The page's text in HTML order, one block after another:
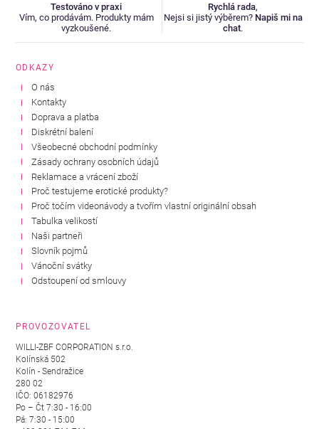
Testováno v praxi
Vím, co prodávám. Produkty mám
vyzkoušené.
Rychlá rada,
Nejsi si jistý výběrem? Napiš mi na
chat.
ODKAZY
O nás
Kontakty
Doprava a platba
Diskrétní balení
Všeobecné obchodní podmínky
Zásady ochrany osobních údajů
Reklamace a vrácení zboží
Proč testujeme erotické produkty?
Proč točím videonávody a tvořím vlastní originální obsah
Tabulka velikostí
Naši partneři
Slovník pojmů
Vánoční svátky
Odstoupení od smlouvy
PROVOZOVATEL
WILLI-ZBF CORPORATION s.r.o.
Kolínská 502
Kolín - Sendražice
280 02
IČO: 06182976
Po – Čt 7:30 - 16:00
Pá: 7:30 - 15:00